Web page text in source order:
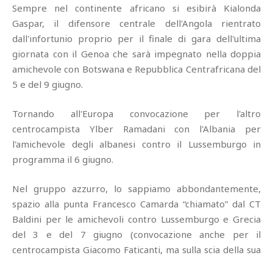
Sempre nel continente africano si esibirà Kialonda
Gaspar, il difensore centrale dell'Angola rientrato
dall'infortunio proprio per il finale di gara dell'ultima
giornata con il Genoa che sarà impegnato nella doppia
amichevole con Botswana e Repubblica Centrafricana del
5 e del 9 giugno.
Tornando all'Europa convocazione per l'altro
centrocampista Ylber Ramadani con l'Albania per
l'amichevole degli albanesi contro il Lussemburgo in
programma il 6 giugno.
Nel gruppo azzurro, lo sappiamo abbondantemente,
spazio alla punta Francesco Camarda “chiamato” dal CT
Baldini per le amichevoli contro Lussemburgo e Grecia
del 3 e del 7 giugno (convocazione anche per il
centrocampista Giacomo Faticanti, ma sulla scia della sua